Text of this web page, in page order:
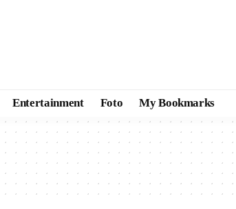
Entertainment Foto My Bookmarks